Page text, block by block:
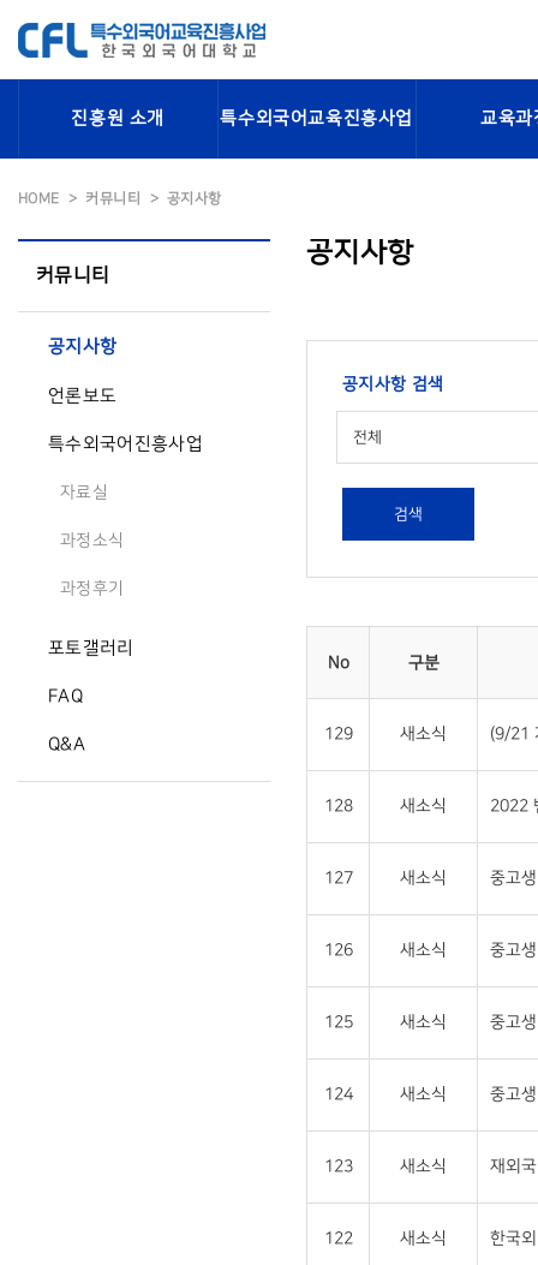
진흥원 소개 특수외국어교육진흥사업 교육과
HOME 커뮤니티 공지사항
커뮤니티
공지사항
언론보도
특수외국어진흥사업
자료실
과정소식
과정후기
포토갤러리
FAQ
Q&A
공지사항
공지사항 검색
전체
검색
No 구분
129 새소식 (9/21
128 새소식 2022
127 새소식 중고
126 새소식 중고
125 새소식 중고
124 새소식 중고
123 새소식 재외
122 새소식 한국